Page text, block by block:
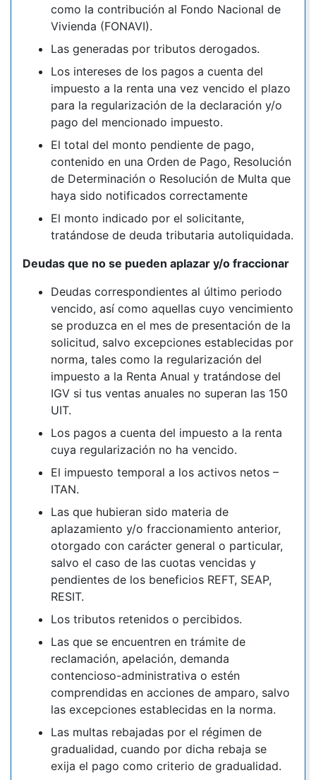
como la contribución al Fondo Nacional de
Vivienda (FONAVI).
Las generadas por tributos derogados.
Los intereses de los pagos a cuenta del
impuesto a la renta una vez vencido el plazo
para la regularización de la declaración y/o
pago del mencionado impuesto.
El total del monto pendiente de pago,
contenido en una Orden de Pago, Resolución
de Determinación o Resolución de Multa que
haya sido notificados correctamente
El monto indicado por el solicitante,
tratándose de deuda tributaria autoliquidada.
Deudas que no se pueden aplazar y/o fraccionar
Deudas correspondientes al último periodo
vencido, así como aquellas cuyo vencimiento
se produzca en el mes de presentación de la
solicitud, salvo excepciones establecidas por
norma, tales como la regularización del
impuesto a la Renta Anual y tratándose del
IGV si tus ventas anuales no superan las 150
UIT.
Los pagos a cuenta del impuesto a la renta
cuya regularización no ha vencido.
El impuesto temporal a los activos netos –
ITAN.
Las que hubieran sido materia de
aplazamiento y/o fraccionamiento anterior,
otorgado con carácter general o particular,
salvo el caso de las cuotas vencidas y
pendientes de los beneficios REFT, SEAP,
RESIT.
Los tributos retenidos o percibidos.
Las que se encuentren en trámite de
reclamación, apelación, demanda
contencioso-administrativa o estén
comprendidas en acciones de amparo, salvo
las excepciones establecidas en la norma.
Las multas rebajadas por el régimen de
gradualidad, cuando por dicha rebaja se
exija el pago como criterio de gradualidad.